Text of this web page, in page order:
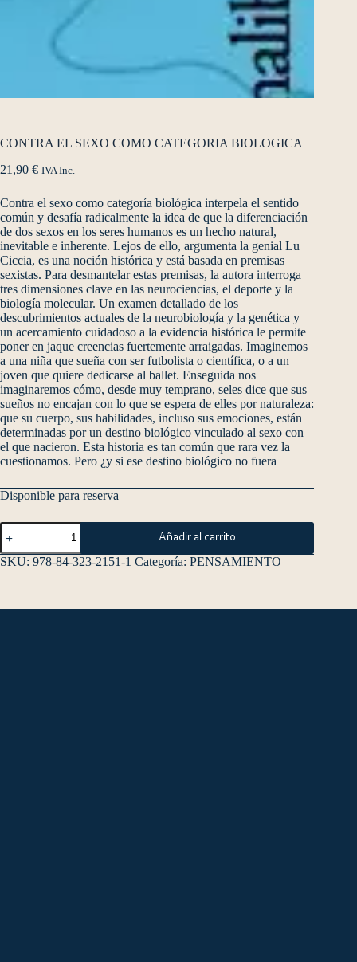
CONTRA EL SEXO COMO CATEGORIA BIOLOGICA
21,90 € IVA Inc.
Contra el sexo como categoría biológica interpela el sentido
común y desafía radicalmente la idea de que la diferenciación
de dos sexos en los seres humanos es un hecho natural,
inevitable e inherente. Lejos de ello, argumenta la genial Lu
Ciccia, es una noción histórica y está basada en premisas
sexistas. Para desmantelar estas premisas, la autora interroga
tres dimensiones clave en las neurociencias, el deporte y la
biología molecular. Un examen detallado de los
descubrimientos actuales de la neurobiología y la genética y
un acercamiento cuidadoso a la evidencia histórica le permite
poner en jaque creencias fuertemente arraigadas. Imaginemos
a una niña que sueña con ser futbolista o científica, o a un
joven que quiere dedicarse al ballet. Enseguida nos
imaginaremos cómo, desde muy temprano, seles dice que sus
sueños no encajan con lo que se espera de elles por naturaleza:
que su cuerpo, sus habilidades, incluso sus emociones, están
determinadas por un destino biológico vinculado al sexo con
el que nacieron. Esta historia es tan común que rara vez la
cuestionamos. Pero ¿y si ese destino biológico no fuera
Disponible para reserva
Añadir al carrito
SKU: 978-84-323-2151-1 Categoría: PENSAMIENTO